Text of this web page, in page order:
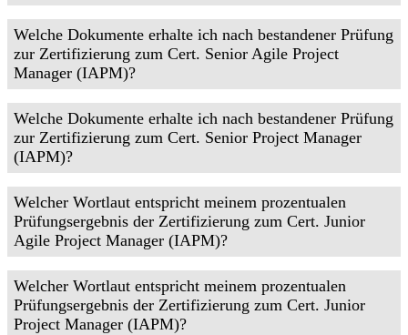
Welche Dokumente erhalte ich nach bestandener Prüfung
zur Zertifizierung zum Cert. Senior Agile Project
Manager (IAPM)?
Welche Dokumente erhalte ich nach bestandener Prüfung
zur Zertifizierung zum Cert. Senior Project Manager
(IAPM)?
Welcher Wortlaut entspricht meinem prozentualen
Prüfungsergebnis der Zertifizierung zum Cert. Junior
Agile Project Manager (IAPM)?
Welcher Wortlaut entspricht meinem prozentualen
Prüfungsergebnis der Zertifizierung zum Cert. Junior
Project Manager (IAPM)?